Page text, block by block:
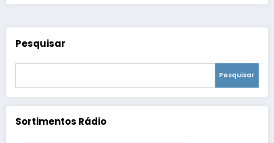
Pesquisar
Pesquisar
Sortimentos Rádio